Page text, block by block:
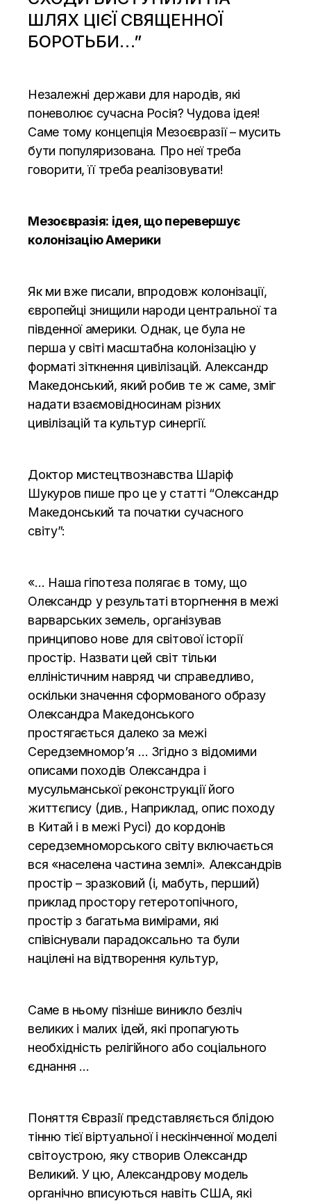
ШЛЯХ ЦІЄЇ СВЯЩЕННОЇ
БОРОТЬБИ…”
Незалежні держави для народів, які
поневолює сучасна Росія? Чудова ідея!
Саме тому концепція Мезоєвразії – мусить
бути популяризована. Про неї треба
говорити, її треба реалізовувати!
Мезоєвразія: ідея, що перевершує
колонізацію Америки
Як ми вже писали, впродовж колонізації,
європейці знищили народи центральної та
південної америки. Однак, це була не
перша у світі масштабна колонізацію у
форматі зіткнення цивілізацій. Александр
Македонський, який робив те ж саме, зміг
надати взаємовідносинам різних
цивілізацій та культур синергії.
Доктор мистецтвознавства Шаріф
Шукуров пише про це у статті “Олександр
Македонський та початки сучасного
світу”:
«… Наша гіпотеза полягає в тому, що
Олександр у результаті вторгнення в межі
варварських земель, організував
принципово нове для світової історії
простір. Назвати цей світ тільки
елліністичним навряд чи справедливо,
оскільки значення сформованого образу
Олександра Македонського
простягається далеко за межі
Середземномор’я … Згідно з відомими
описами походів Олександра і
мусульманської реконструкції його
життєпису (див., Наприклад, опис походу
в Китай і в межі Русі) до кордонів
середземноморського світу включається
вся «населена частина землі». Александрів
простір – зразковий (і, мабуть, перший)
приклад простору гетеротопічного,
простір з багатьма вимірами, які
співіснували парадоксально та були
націлені на відтворення культур,
Саме в ньому пізніше виникло безліч
великих і малих ідей, які пропагують
необхідність релігійного або соціального
єднання …
Поняття Євразії представляється блідою
тінню тієї віртуальної і нескінченної моделі
світоустрою, яку створив Олександр
Великий. У цю, Александрову модель
органічно вписуються навіть США, які